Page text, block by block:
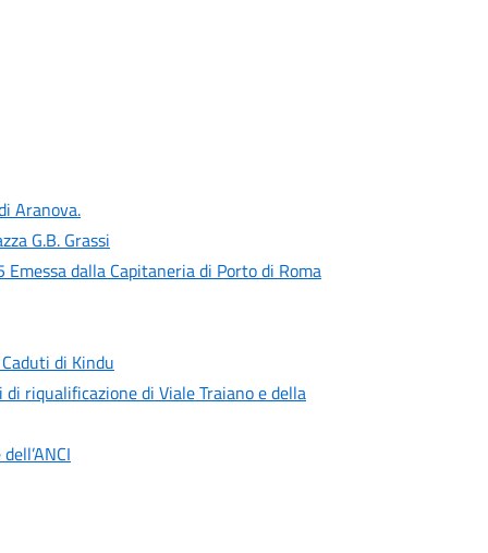
Aranova.
G.B. Grassi
dalla Capitaneria di Porto di Roma
di Kindu
riqualificazione di Viale Traiano e della